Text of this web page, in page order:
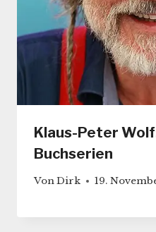
Klaus-Peter
Buchserien
VonDirk 19.